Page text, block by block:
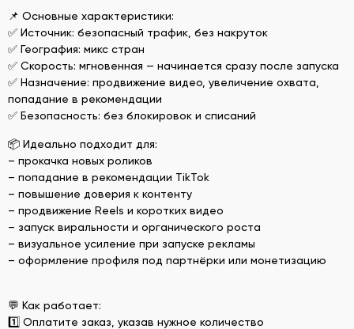
📌 Основные характеристики:
✅ Источник: безопасный трафик, без накруток
✅ География: микс стран
✅ Скорость: мгновенная — начинается сразу после запуска
✅ Назначение: продвижение видео, увеличение охвата,
попадание в рекомендации
✅ Безопасность: без блокировок и списаний
📦 Идеально подходит для:
– прокачка новых роликов
– попадание в рекомендации TikTok
– повышение доверия к контенту
– продвижение Reels и коротких видео
– запуск виральности и органического роста
– визуальное усиление при запуске рекламы
– оформление профиля под партнёрки или монетизацию
💬 Как работает:
1️⃣ Оплатите заказ, указав нужное количество